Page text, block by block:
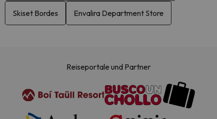
Skiset Bordes Envalira Department Store
Reiseportale und Partner